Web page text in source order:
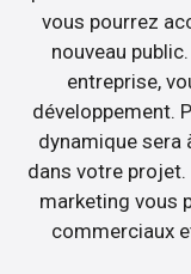
vous pourrez
nouveau
entreprise,
développement.
dynamique sera
dans votre
marketing vous
commerciaux